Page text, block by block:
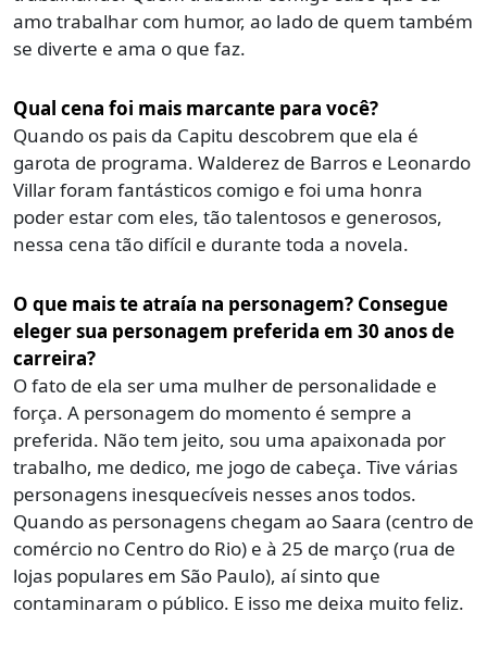
amo trabalhar com humor, ao lado de quem também
se diverte e ama o que faz.
Qual cena foi mais marcante para você?
Quando os pais da Capitu descobrem que ela é
garota de programa. Walderez de Barros e Leonardo
Villar foram fantásticos comigo e foi uma honra
poder estar com eles, tão talentosos e generosos,
nessa cena tão difícil e durante toda a novela.
O que mais te atraía na personagem? Consegue
eleger sua personagem preferida em 30 anos de
carreira?
O fato de ela ser uma mulher de personalidade e
força. A personagem do momento é sempre a
preferida. Não tem jeito, sou uma apaixonada por
trabalho, me dedico, me jogo de cabeça. Tive várias
personagens inesquecíveis nesses anos todos.
Quando as personagens chegam ao Saara (centro de
comércio no Centro do Rio) e à 25 de março (rua de
lojas populares em São Paulo), aí sinto que
contaminaram o público. E isso me deixa muito feliz.